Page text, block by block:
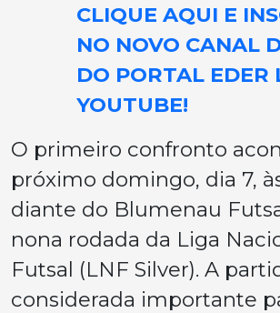
CLIQUE AQUI E
NO NOVO CANAL
DO PORTAL EDER
YOUTUBE!
O primeiro confronto
próximo domingo, dia 7, às
diante do Blumenau
nona rodada da Liga
Futsal (LNF Silver). A
considerada importante